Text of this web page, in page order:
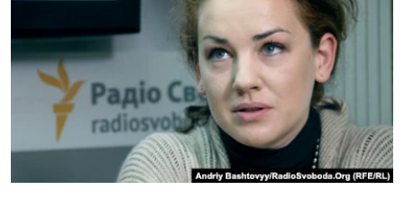
ВСЕ ЗА ДЕНЬ
СПЕЦПРОЕКТИ
ДЕПОРТАЦІЯ
ВІДЕОУРОКИ «ELIFBE»
СВІДЧЕННЯ ОКУПАЦІЇ
ЯК ОБІЙТИ БЛОКУВАННЯ
Русский
Qırımtatar